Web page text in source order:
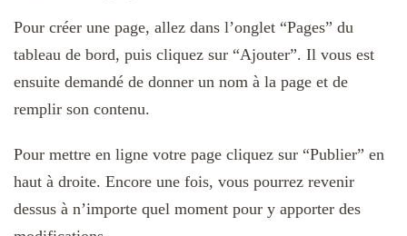
Pour créer une page, allez dans l’onglet “Pages” du
tableau de bord, puis cliquez sur “Ajouter”. Il vous est
ensuite demandé de donner un nom à la page et de
remplir son contenu.
Pour mettre en ligne votre page cliquez sur “Publier” en
haut à droite. Encore une fois, vous pourrez revenir
dessus à n’importe quel moment pour y apporter des